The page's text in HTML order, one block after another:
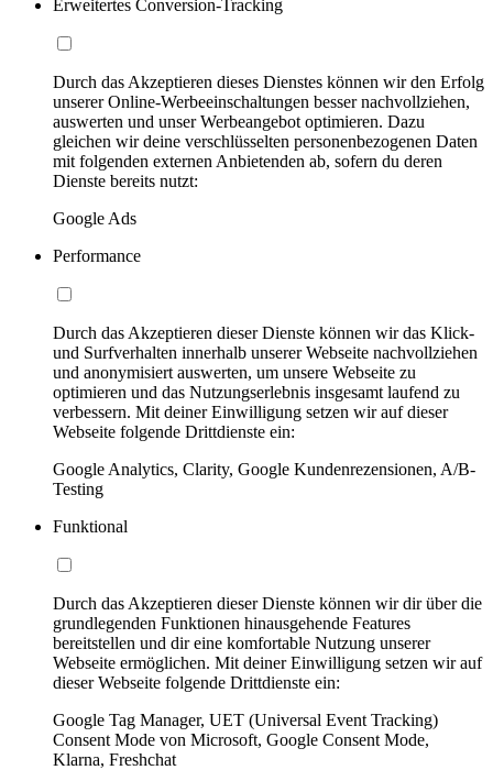
Erweitertes Conversion-Tracking
Durch das Akzeptieren dieses Dienstes können wir den Erfolg
unserer Online-Werbeeinschaltungen besser nachvollziehen,
auswerten und unser Werbeangebot optimieren. Dazu
gleichen wir deine verschlüsselten personenbezogenen Daten
mit folgenden externen Anbietenden ab, sofern du deren
Dienste bereits nutzt:
Google Ads
Performance
Durch das Akzeptieren dieser Dienste können wir das Klick-
und Surfverhalten innerhalb unserer Webseite nachvollziehen
und anonymisiert auswerten, um unsere Webseite zu
optimieren und das Nutzungserlebnis insgesamt laufend zu
verbessern. Mit deiner Einwilligung setzen wir auf dieser
Webseite folgende Drittdienste ein:
Google Analytics, Clarity, Google Kundenrezensionen, A/B-
Testing
Funktional
Durch das Akzeptieren dieser Dienste können wir dir über die
grundlegenden Funktionen hinausgehende Features
bereitstellen und dir eine komfortable Nutzung unserer
Webseite ermöglichen. Mit deiner Einwilligung setzen wir auf
dieser Webseite folgende Drittdienste ein:
Google Tag Manager, UET (Universal Event Tracking)
Consent Mode von Microsoft, Google Consent Mode,
Klarna, Freshchat